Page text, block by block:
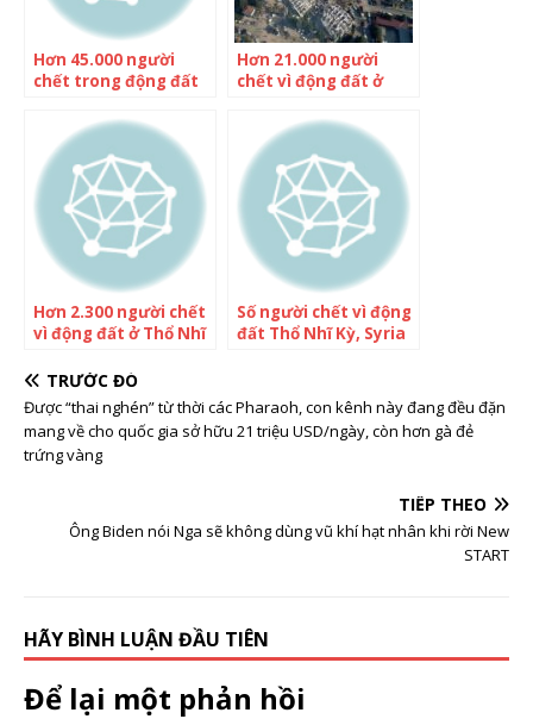
Hơn 45.000 người
chết trong động đất
Hơn 21.000 người
chết vì động đất ở
Hơn 2.300 người chết
vì động đất ở Thổ Nhĩ
Số người chết vì động
đất Thổ Nhĩ Kỳ, Syria
TRƯỚC ĐÓ
Được “thai nghén” từ thời các Pharaoh, con kênh này đang đều đặn
mang về cho quốc gia sở hữu 21 triệu USD/ngày, còn hơn gà đẻ
trứng vàng
TIẾP THEO
Ông Biden nói Nga sẽ không dùng vũ khí hạt nhân khi rời New
START
HÃY BÌNH LUẬN ĐẦU TIÊN
Để lại một phản hồi